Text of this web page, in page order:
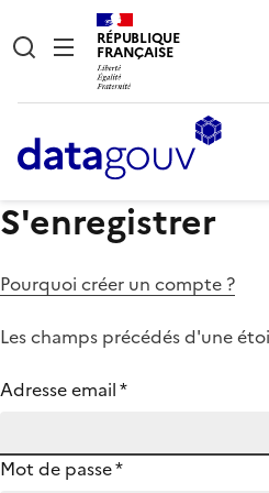
RÉPUBLIQUE
FRANÇAISE
S'enregistrer
Pourquoi créer un compte ?
Les champs précédés d'une
Adresse email*
Mot de passe*